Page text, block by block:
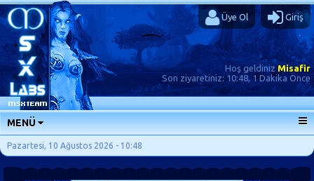
Üye Ol Giriş
Hoş geldinizMisafir
Son ziyaretiniz: 10:48, 1 Dakika Önce
MENÜ
ANA SAYFA
FORUMLAR
Pazartesi, 10 Ağustos 2026 - 10:48